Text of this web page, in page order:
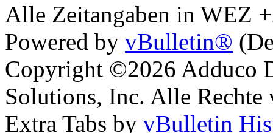
Alle Zeitangaben in WEZ
Powered by vBulletin®
Copyright ©2026 Adduco
Solutions, Inc. Alle Rechte
Extra Tabs by vBulletin